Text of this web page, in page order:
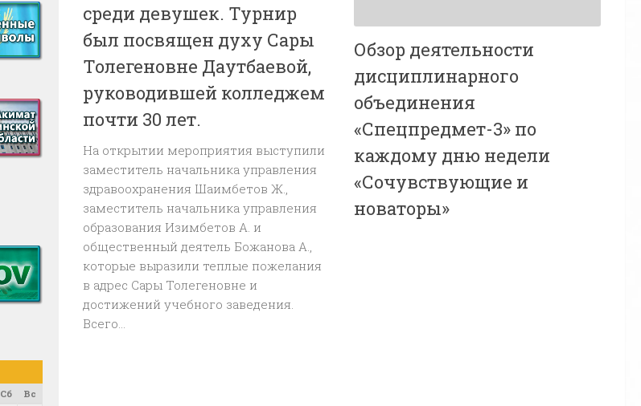
среди девушек. Турнир
был посвящен духу Сары
Толегеновне Даутбаевой,
руководившей колледжем
почти 30 лет.
На открытии мероприятия выступили
заместитель начальника управления
здравоохранения Шаимбетов Ж.,
заместитель начальника управления
образования Изимбетов А. и
общественный деятель Божанова А.,
которые выразили теплые пожелания
в адрес Сары Толегеновне и
достижений учебного заведения.
Всего...
Обзор деятельности
дисциплинарного
объединения
«Спецпредмет-3» по
каждому дню недели
«Сочувствующие и
новаторы»
Сб
Вс